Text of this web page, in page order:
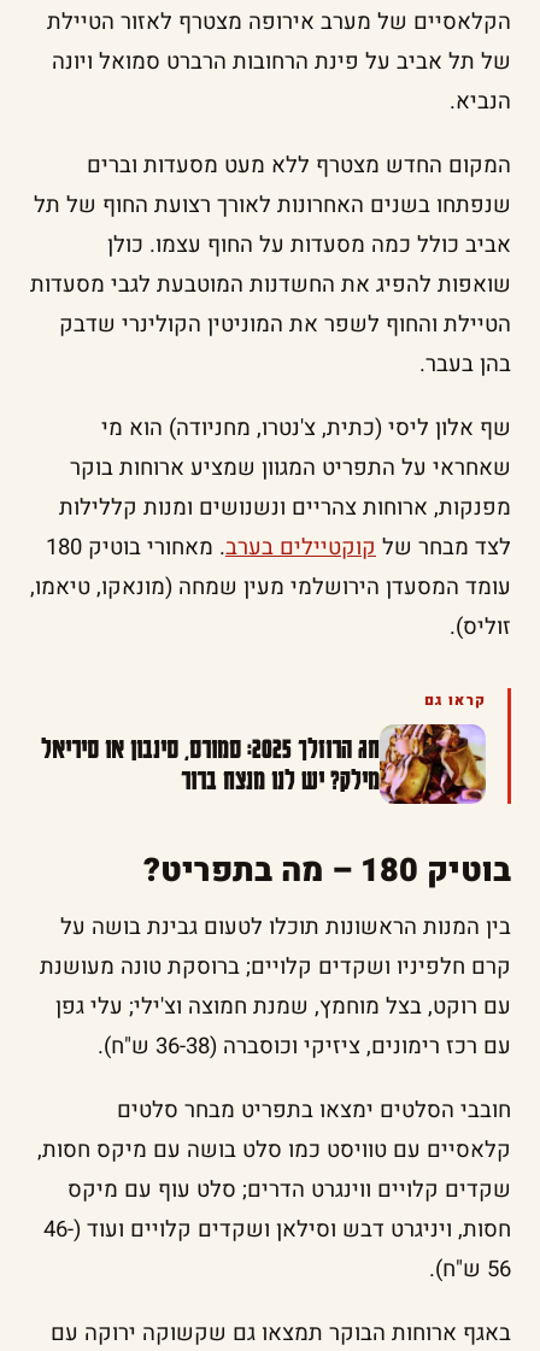
הקלאסיים של מערב אירופה מצטרף לאזור הטיילת
של תל אביב על פינת הרחובות הרברט סמואל ויונה
הנביא.
המקום החדש מצטרף ללא מעט מסעדות וברים
שנפתחו בשנים האחרונות לאורך רצועת החוף של תל
אביב כולל כמה מסעדות על החוף עצמו. כולן
שואפות להפיג את החשדנות המוטבעת לגבי מסעדות
הטיילת והחוף לשפר את המוניטין הקולינרי שדבק
בהן בעבר.
שף אלון ליסי (כתית, צ'נטרו, מחניודה) הוא מי
שאחראי על התפריט המגוון שמציע ארוחות בוקר
מפנקות, ארוחות צהריים ונשנושים ומנות קללילות
לצד מבחר שלקוקטיילים בערב
. מאחורי בוטיק 180
עומד המסעדן הירושלמי מעין שמחה (מונאקו, טיאמו,
זוליס).
קראו גם
חג הרוזלך 2025: סמורס, סינבון או סיריאל
מילק? יש לנו מנצח ברור
בוטיק 180 – מה בתפריט?
בין המנות הראשונות תוכלו לטעום גבינת בושה על
קרם חלפיניו ושקדים קלויים; ברוסקת טונה מעושנת
עם רוקט, בצל מוחמץ, שמנת חמוצה וצ'ילי; עלי גפן
עם רכז רימונים, ציזיקי וכוסברה (36-38 ש"ח).
חובבי הסלטים ימצאו בתפריט מבחר סלטים
קלאסיים עם טוויסט כמו סלט בושה עם מיקס חסות,
שקדים קלויים ווינגרט הדרים; סלט עוף עם מיקס
חסות, ויניגרט דבש וסילאן ושקדים קלויים ועוד (46-
56 ש"ח).
באגף ארוחות הבוקר תמצאו גם שקשוקה ירוקה עם